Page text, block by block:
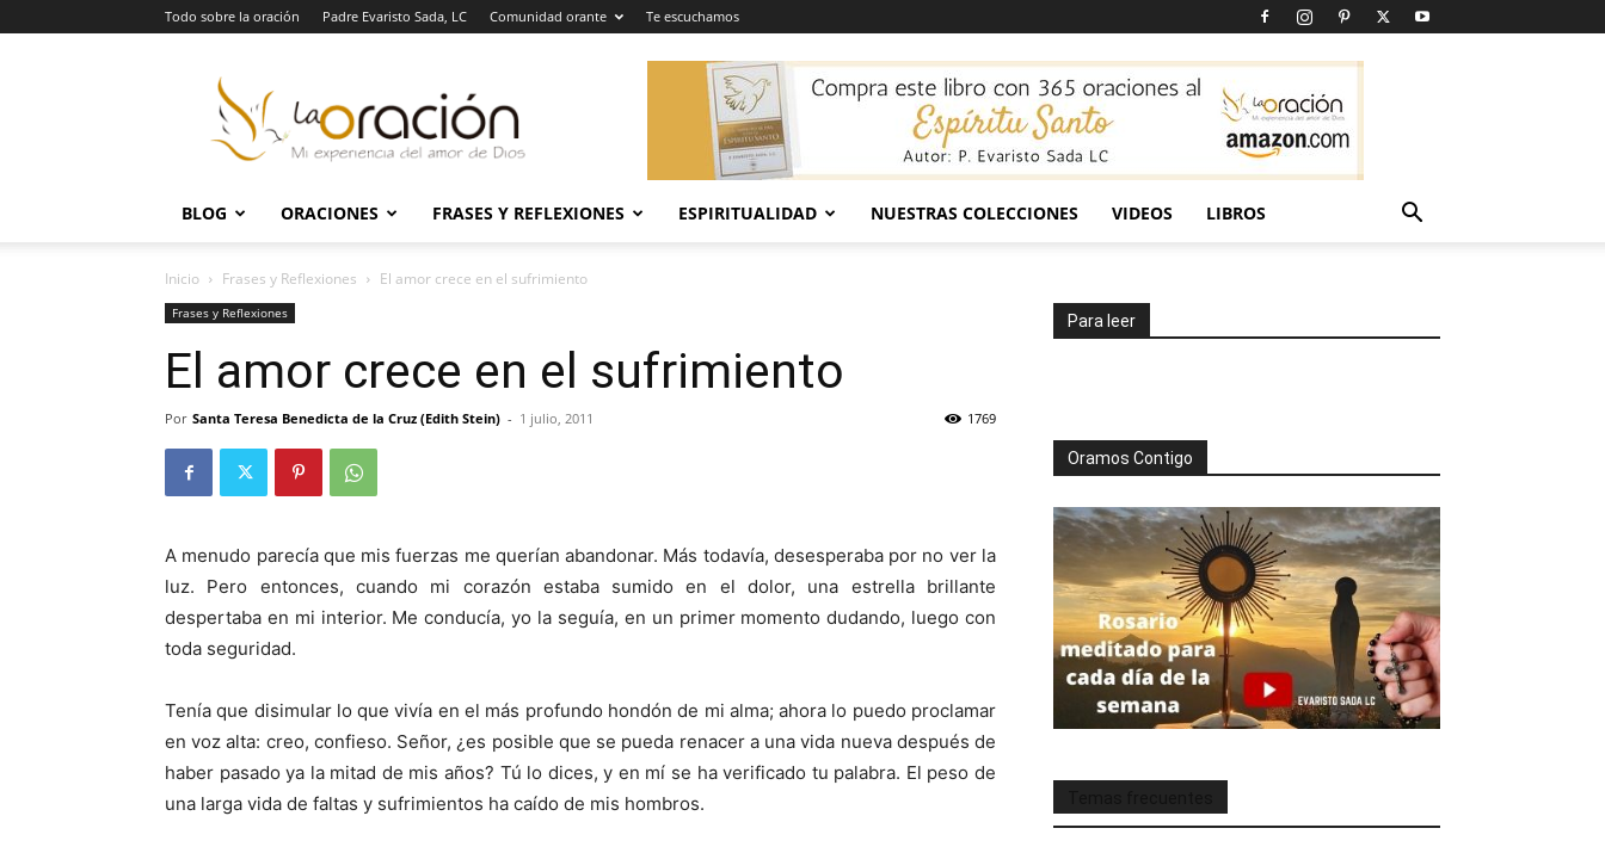
Todo sobre la oración Padre Evaristo Sada, LC Comunidad orante Te escuchamos
Oración
BLOG ORACIONES FRASES Y REFLEXIONES ESPIRITUALIDAD NUESTRAS COLECCIONES VIDEOS LIBROS
Inicio Frases y Reflexiones El amor crece en el sufrimiento
Frases y Reflexiones
El amor crece en el sufrimiento
Por Santa Teresa Benedicta de la Cruz (Edith Stein) - 1 julio, 2011 1769
A menudo parecía que mis fuerzas me querían abandonar. Más todavía, desesperaba por no ver la
luz. Pero entonces, cuando mi corazón estaba sumido en el dolor, una estrella brillante
despertaba en mi interior. Me conducía, yo la seguía, en un primer momento dudando, luego con
toda seguridad.
Tenía que disimular lo que vivía en el más profundo hondón de mi alma; ahora lo puedo proclamar
en voz alta: creo, confieso. Señor, ¿es posible que se pueda renacer a una vida nueva después de
haber pasado ya la mitad de mis años? Tú lo dices, y en mí se ha verificado tu palabra. El peso de
una larga vida de faltas y sufrimientos ha caído de mis hombros.
Para leer
Oramos Contigo